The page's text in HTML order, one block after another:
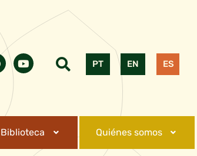
PT EN ES
Biblioteca Quiénes somos